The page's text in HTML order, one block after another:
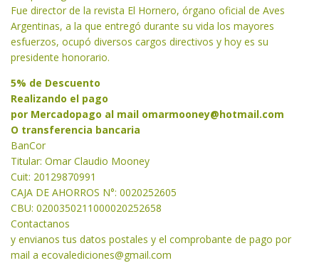
Fue director de la revista El Hornero, órgano oficial de Aves
Argentinas, a la que entregó durante su vida los mayores
esfuerzos, ocupó diversos cargos directivos y hoy es su
presidente honorario.
5% de Descuento
Realizando el pago
por Mercadopago al mail omarmooney@hotmail.com
O transferencia bancaria
BanCor
Titular: Omar Claudio Mooney
Cuit: 20129870991
CAJA DE AHORROS N°: 0020252605
CBU: 0200350211000020252658
Contactanos
y envianos tus datos postales y el comprobante de pago por
mail a ecovalediciones@gmail.com